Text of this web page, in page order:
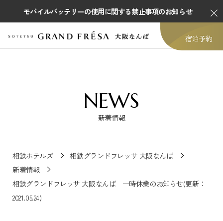
モバイルバッテリーの使用に関する禁止事項のお知らせ
宿泊予約
NEWS
新着情報
相鉄ホテルズ
相鉄グランドフレッサ 大阪なんば
新着情報
相鉄グランドフレッサ 大阪なんば 一時休業のお知らせ(更新：
2021.05.24)